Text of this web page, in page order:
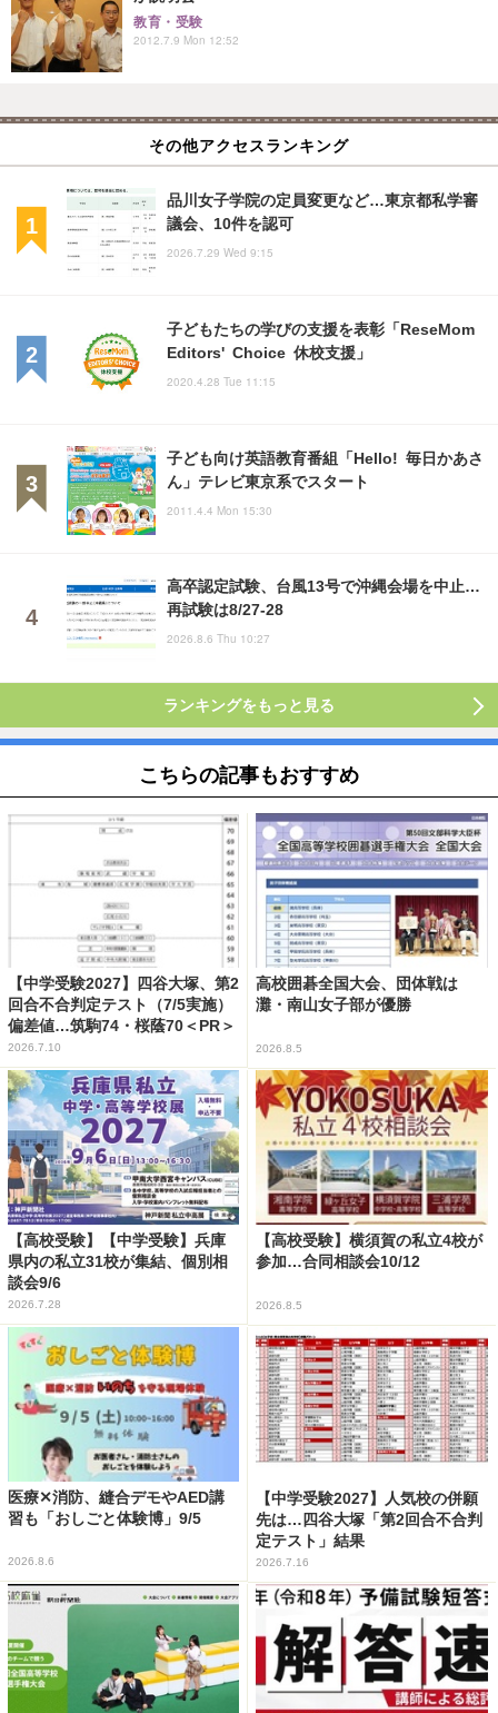
教育・受験
2012.7.9 Mon 12:52
その他アクセスランキング
品川女子学院の定員変更など…東京都私学審
議会、10件を認可
2026.7.29 Wed 9:15
子どもたちの学びの支援を表彰「ReseMom
Editors' Choice 休校支援」
2020.4.28 Tue 11:15
子ども向け英語教育番組「Hello! 毎日かあさ
ん」テレビ東京系でスタート
2011.4.4 Mon 15:30
高卒認定試験、台風13号で沖縄会場を中止…
再試験は8/27-28
2026.8.6 Thu 10:27
ランキングをもっと見る
こちらの記事もおすすめ
【中学受験2027】四谷大塚、第2
回合不合判定テスト（7/5実施）
偏差値…筑駒74・桜蔭70＜PR＞
2026.7.10
高校囲碁全国大会、団体戦は
灘・南山女子部が優勝
2026.8.5
【高校受験】【中学受験】兵庫
県内の私立31校が集結、個別相
談会9/6
2026.7.28
【高校受験】横須賀の私立4校が
参加…合同相談会10/12
2026.8.5
医療✕消防、縫合デモやAED講
習も「おしごと体験博」9/5
2026.8.6
【中学受験2027】人気校の併願
先は…四谷大塚「第2回合不合判
定テスト」結果
2026.7.16